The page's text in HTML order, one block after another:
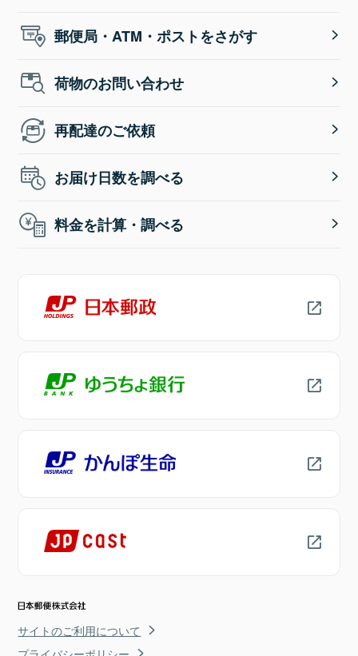
郵便局・ATM・ポストをさがす
荷物のお問い合わせ
再配達のご依頼
お届け日数を調べる
料金を計算・調べる
サイトのご利用について